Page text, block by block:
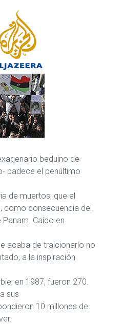
beduino de
padece el penúltimo
de muertos, que el
como consecuencia del
Caído en
acaba de traicionarlo no
a la inspiración
en 1987, fueron 270.
sus
10 millones de